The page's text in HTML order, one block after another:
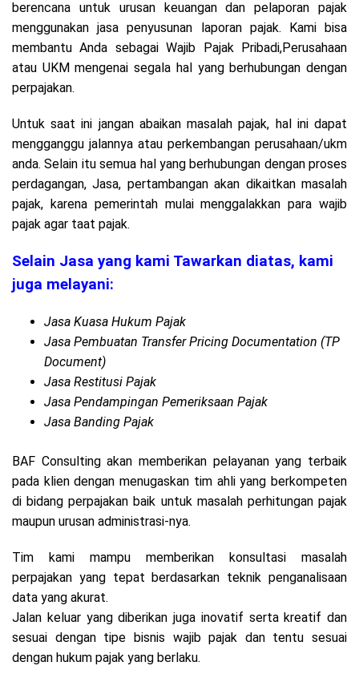
berencana untuk urusan keuangan dan pelaporan pajak
menggunakan jasa penyusunan laporan pajak. Kami bisa
membantu Anda sebagai Wajib Pajak Pribadi,Perusahaan
atau UKM mengenai segala hal yang berhubungan dengan
perpajakan.
Untuk saat ini jangan abaikan masalah pajak, hal ini dapat
mengganggu jalannya atau perkembangan perusahaan/ukm
anda. Selain itu semua hal yang berhubungan dengan proses
perdagangan, Jasa, pertambangan akan dikaitkan masalah
pajak, karena pemerintah mulai menggalakkan para wajib
pajak agar taat pajak.
Selain Jasa yang kami Tawarkan diatas, kami
juga melayani:
Jasa Kuasa Hukum Pajak
Jasa Pembuatan Transfer Pricing Documentation (TP
Document)
Jasa Restitusi Pajak
Jasa Pendampingan Pemeriksaan Pajak
Jasa Banding Pajak
BAF Consulting akan memberikan pelayanan yang terbaik
pada klien dengan menugaskan tim ahli yang berkompeten
di bidang perpajakan baik untuk masalah perhitungan pajak
maupun urusan administrasi-nya.
Tim kami mampu memberikan konsultasi masalah
perpajakan yang tepat berdasarkan teknik penganalisaan
data yang akurat.
Jalan keluar yang diberikan juga inovatif serta kreatif dan
sesuai dengan tipe bisnis wajib pajak dan tentu sesuai
dengan hukum pajak yang berlaku.